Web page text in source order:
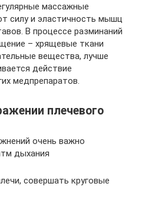
массажные
силу и эластичность мышц
В процессе разминаний
– хрящевые ткани
вещества, лучше
действие
медпрепаратов.
плечевого
очень важно
дыхания
совершать круговые